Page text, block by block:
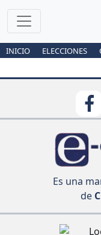
INICIO ELECCIONES
Es una
de